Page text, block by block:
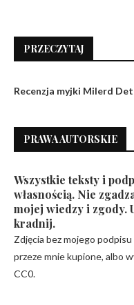
PRZECZYTAJ
Recenzja myjki Milerd
PRAWA AUTORSKIE
Wszystkie teksty i
własnością. Nie
mojej wiedzy i zgody.
kradnij.
Zdjęcia bez mojego
przeze mnie kupione, albo
CC0.